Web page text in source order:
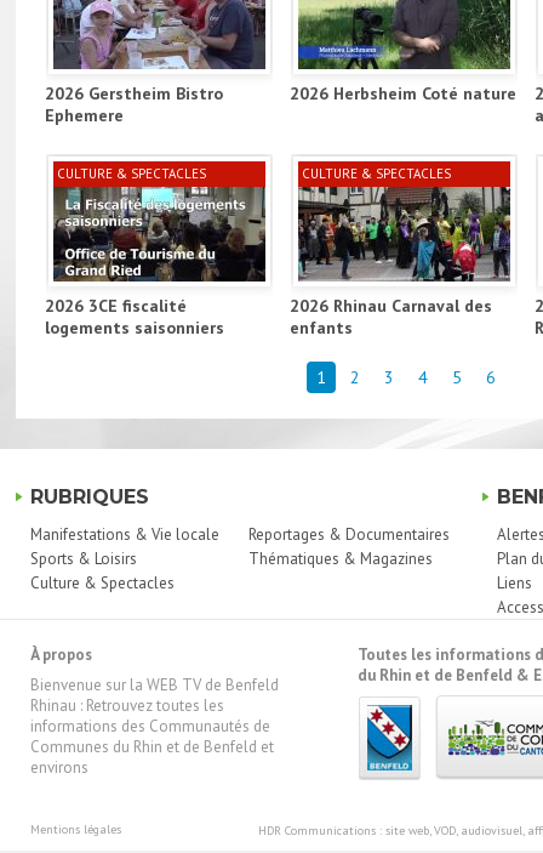
2026 Gerstheim Bistro
Ephemere
2026 Herbsheim Coté nature
CULTURE & SPECTACLES
2026 3CE fiscalité
logements saisonniers
CULTURE & SPECTACLES
2026 Rhinau Carnaval des
enfants
1 2 3 4 5 6
RUBRIQUES
Manifestations & Vie locale
Sports & Loisirs
Culture & Spectacles
Reportages & Documentaires
Thématiques & Magazines
Plan
Liens
À propos
Bienvenue sur la WEB TV de Benfeld
Rhinau : Retrouvez toutes les
informations des Communautés de
Communes du Rhin et de Benfeld et
environs
Toutes les informations
du Rhin et de Benfeld &
Mentions légales HDR Communications : site web, VOD, audiovisuel,